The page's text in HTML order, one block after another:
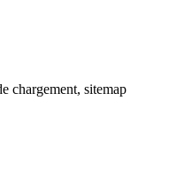
chargement, sitemap